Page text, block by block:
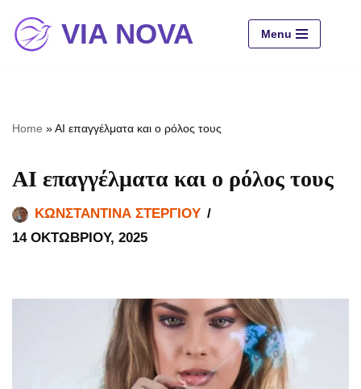
ΜεταπηδήστεVIA NOVA Menu
Home »AI επαγγέλματα και ο ρόλος τους
AI επαγγέλματα και ο ρόλος τους
ΚΩΝΣΤΑΝΤΊΝΑ ΣΤΕΡΓΊΟΥ
14 ΟΚΤΩΒΡΊΟΥ, 2025